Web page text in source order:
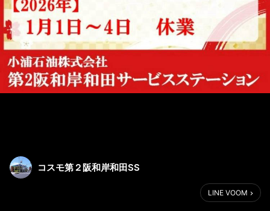
コスモ第２阪和岸和田SS
LINE VOOM